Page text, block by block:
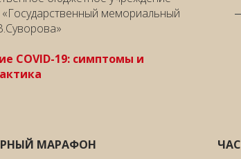
«Государственный мемориальный
COVID-19: симптомы и
МАРАФОН